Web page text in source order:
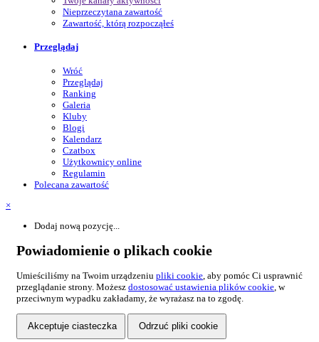
Nieprzeczytana zawartość
Zawartość, którą rozpocząłeś
Przeglądaj
Wróć
Przeglądaj
Ranking
Galeria
Kluby
Blogi
Kalendarz
Czatbox
Użytkownicy online
Regulamin
Polecana zawartość
×
Dodaj nową pozycję...
Powiadomienie o plikach cookie
Umieściliśmy na Twoim urządzeniu pliki cookie , aby pomóc Ci usprawnić
przeglądanie strony. Możesz dostosować ustawienia plików cookie , w
przeciwnym wypadku zakładamy, że wyrażasz na to zgodę.
Akceptuje ciasteczka Odrzuć pliki cookie